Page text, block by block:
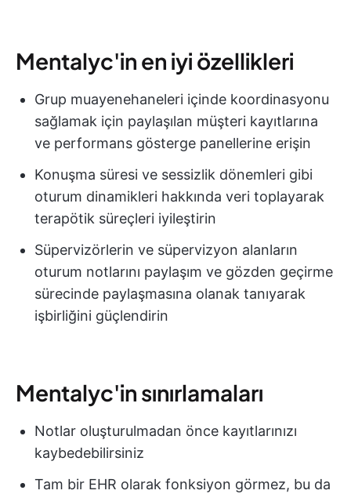
Mentalyc'in en iyi özellikleri
Grup muayenehaneleri içinde koordinasyonu
sağlamak için paylaşılan müşteri kayıtlarına
ve performans gösterge panellerine erişin
Konuşma süresi ve sessizlik dönemleri gibi
oturum dinamikleri hakkında veri toplayarak
terapötik süreçleri iyileştirin
Süpervizörlerin ve süpervizyon alanların
oturum notlarını paylaşım ve gözden geçirme
sürecinde paylaşmasına olanak tanıyarak
işbirliğini güçlendirin
Mentalyc'in sınırlamaları
Notlar oluşturulmadan önce kayıtlarınızı
kaybedebilirsiniz
Tam bir EHR olarak fonksiyon görmez, bu da